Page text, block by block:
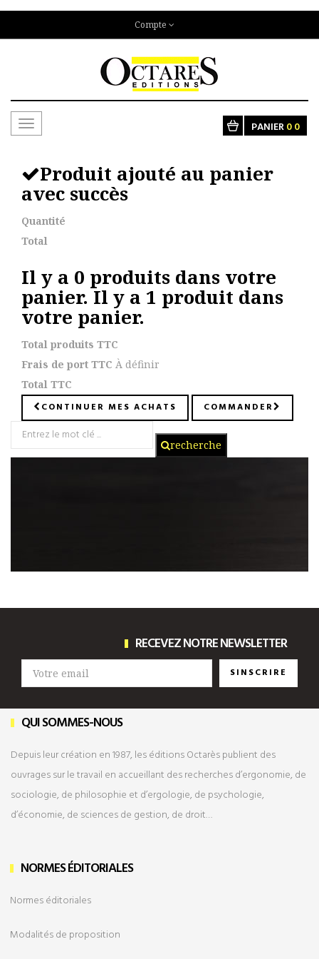
Compte
Toggle
PANIER00
Produit ajouté au panier
avec succès
Quantité
Total
Il y a 0 produits dans votre
panier.Il y a 1 produit dans
votre panier.
Total produits TTC
Frais de port TTC À définir
Total TTC
CONTINUER MES ACHATS COMMANDER
recherche
RECEVEZ NOTRE NEWSLETTER
SINSCRIRE
QUI SOMMES-NOUS
Depuis leur création en 1987, les éditions Octarès publient des
ouvrages sur le travail en accueillant des recherches d’ergonomie, de
sociologie, de philosophie et d’ergologie, de psychologie,
d’économie, de sciences de gestion, de droit…
NORMES ÉDITORIALES
Normes éditoriales
Modalités de proposition